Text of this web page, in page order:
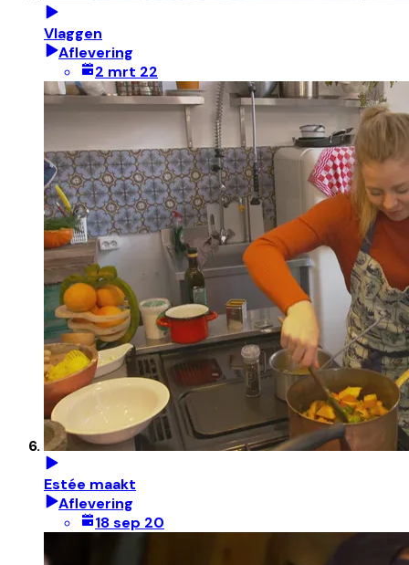
Vlaggen
Aflevering
2 mrt 22
Estée maakt
Aflevering
18 sep 20